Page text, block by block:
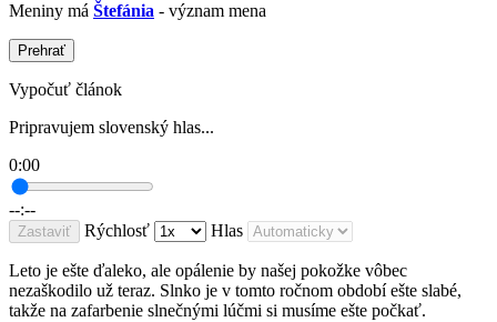
Meniny má Štefánia - význam mena
Prehrať
Vypočuť článok
Pripravujem slovenský hlas...
0:00
--:--
Zastaviť Rýchlosť Hlas
Leto je ešte ďaleko, ale opálenie by našej pokožke vôbec
nezaškodilo už teraz. Slnko je v tomto ročnom období ešte slabé,
takže na zafarbenie slnečnými lúčmi si musíme ešte počkať.